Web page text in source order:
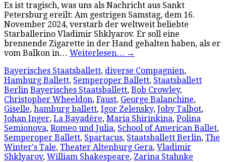
Es ist tragisch, was uns als Nachricht aus Sankt
Petersburg ereilt: Am gestrigen Samstag, dem 16.
November 2024, verstarb der weltweit beliebte
Starballerino Vladimir Shklyarov. Er soll eine
brennende Zigarette in der Hand gehalten haben, als er
vom Balkon in… Weiterlesen… →
Bayerisches Staatsballett, diverse Compagnien,
Hamburg Ballett, Semperoper Ballett, Staatsballett
Berlin Bayerisches Staatsballett, Bob Crowley,
Christopher Wheeldon, Faust, George Balanchine,
Giselle, hamburg ballett, Igor Zelensky, Joby Talbot,
Johan Inger, La Bayadère, Maria Shirinkina, Polina
Semionova, Romeo und Julia, School of American Ballet,
Semperoper Ballett, Spartacus, Staatsballett Berlin, The
Winter's Tale, Theater Altenburg Gera, Vladimir
Shklyarov, William Shakespeare, Zarina Stahnke